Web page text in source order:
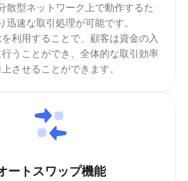
散型ネットワーク上で動作するた
迅速な取引処理が可能です。
利用することで、顧客は資金の入
うことができ、全体的な取引効率
させることができます。
ートスワップ機能